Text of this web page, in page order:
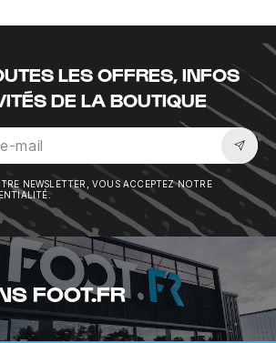
LES OFFRES, INFOS
DE LA BOUTIQUE
NEWSLETTER, VOUS ACCEPTEZ NOTRE
FOOT.FR